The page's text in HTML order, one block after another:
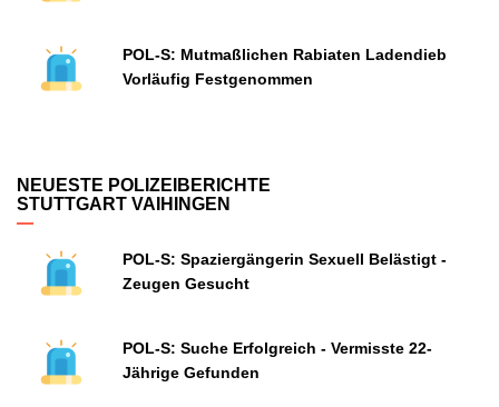
POL-S: Mutmaßlichen Rabiaten Ladendieb
Vorläufig Festgenommen
NEUESTE POLIZEIBERICHTE
STUTTGART VAIHINGEN
POL-S: Spaziergängerin Sexuell Belästigt -
Zeugen Gesucht
POL-S: Suche Erfolgreich - Vermisste 22-
Jährige Gefunden